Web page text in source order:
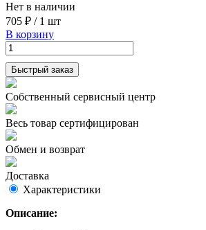
Нет в наличии
705 ₽ / 1 шт
В корзину
Быстрый заказ
Собственный сервисный центр
Весь товар сертифицирован
Обмен и возврат
Доставка
Характеристики
Описание: